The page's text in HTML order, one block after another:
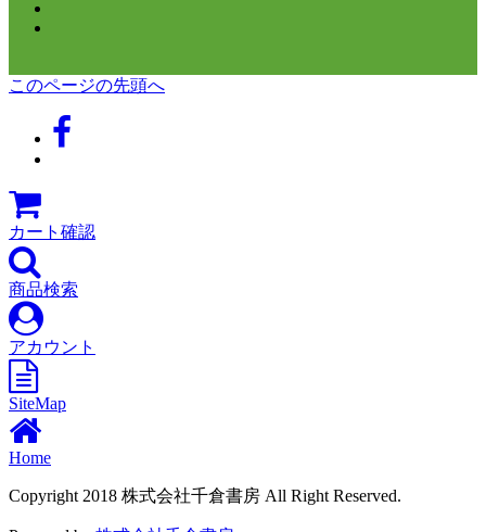
このページの先頭へ
カート確認
商品検索
アカウント
SiteMap
Home
Copyright 2018 株式会社千倉書房 All Right Reserved.